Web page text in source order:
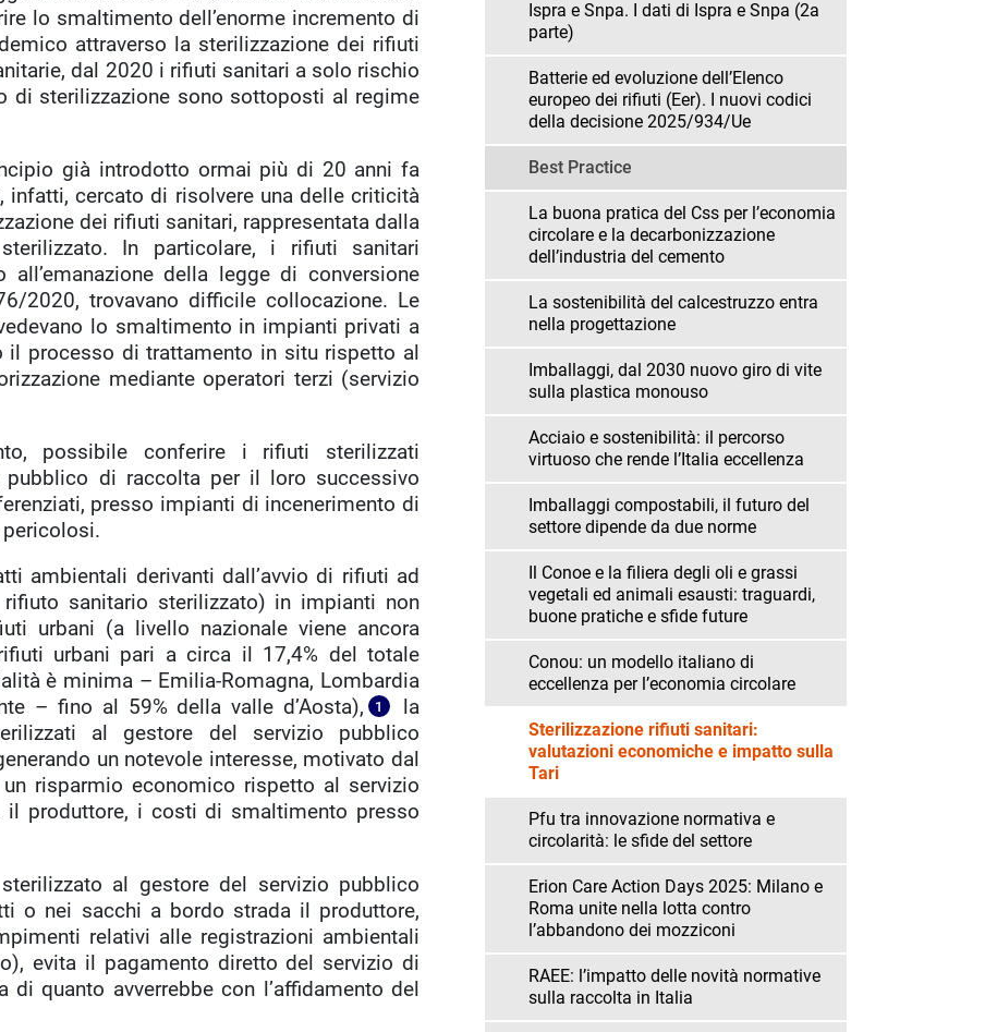
lo smaltimento dell’enorme incremento di
attraverso la sterilizzazione dei rifiuti
dal 2020 i rifiuti sanitari a solo rischio
di sterilizzazione sono sottoposti al regime
già introdotto ormai più di 20 anni fa
cercato di risolvere una delle criticità
dei rifiuti sanitari, rappresentata dalla
In particolare, i rifiuti sanitari
della legge di conversione
2020, trovavano difficile collocazione. Le
lo smaltimento in impianti privati a
processo di trattamento in situ rispetto al
mediante operatori terzi (servizio
possibile conferire i rifiuti sterilizzati
di raccolta per il loro successivo
presso impianti di incenerimento di
ambientali derivanti dall’avvio di rifiuti ad
sanitario sterilizzato) in impianti non
urbani (a livello nazionale viene ancora
urbani pari a circa il 17,4% del totale
è minima – Emilia-Romagna, Lombardia
– fino al 59% della valle d’Aosta),
1
la
al gestore del servizio pubblico
un notevole interesse, motivato dal
risparmio economico rispetto al servizio
il produttore, i costi di smaltimento presso
al gestore del servizio pubblico
o nei sacchi a bordo strada il produttore,
relativi alle registrazioni ambientali
evita il pagamento diretto del servizio di
quanto avverrebbe con l’affidamento del
Ispra e Snpa. I dati di Ispra e Snpa (2a
parte)
Batterie ed evoluzione dell’Elenco
europeo dei rifiuti (Eer). I nuovi codici
della decisione 2025/934/Ue
Best Practice
La buona pratica del Css per l’economia
circolare e la decarbonizzazione
dell’industria del cemento
La sostenibilità del calcestruzzo entra
nella progettazione
Imballaggi, dal 2030 nuovo giro di vite
sulla plastica monouso
Acciaio e sostenibilità: il percorso
virtuoso che rende l’Italia eccellenza
Imballaggi compostabili, il futuro del
settore dipende da due norme
Il Conoe e la filiera degli oli e grassi
vegetali ed animali esausti: traguardi,
buone pratiche e sfide future
Conou: un modello italiano di
eccellenza per l’economia circolare
Sterilizzazione rifiuti sanitari:
valutazioni economiche e impatto sulla
Tari
Pfu tra innovazione normativa e
circolarità: le sfide del settore
Erion Care Action Days 2025: Milano e
Roma unite nella lotta contro
l’abbandono dei mozziconi
RAEE: l’impatto delle novità normative
sulla raccolta in Italia